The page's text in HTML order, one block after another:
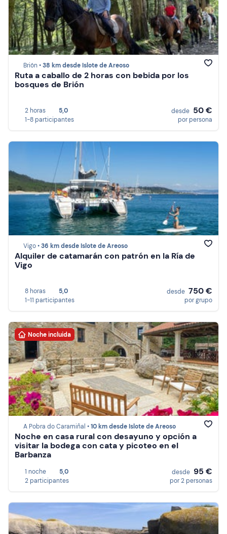
Brión •38 km desde Islote de Areoso
Ruta a caballo de 2 horas con bebida por los
bosques de Brión
2 horas
5,0
1-8 participantes
desde 50 €
por persona
Vigo •36 km desde Islote de Areoso
Alquiler de catamarán con patrón en la Ría de
Vigo
8 horas
5,0
1-11 participantes
desde 750 €
por grupo
Noche incluida
A Pobra do Caramiñal •10 km desde Islote de Areoso
Noche en casa rural con desayuno y opción a
visitar la bodega con cata y picoteo en el
Barbanza
1 noche
5,0
2 participantes
desde 95 €
por 2 personas